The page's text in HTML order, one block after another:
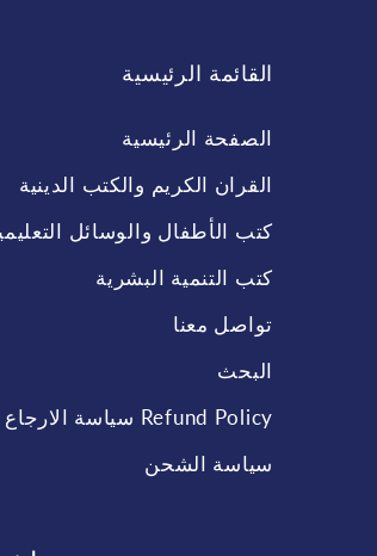
القائمة الرئيسية
الصفحة الرئيسية
القران الكريم والكتب الدينية
كتب الأطفال والوسائل
كتب التنمية البشرية
تواصل معنا
البحث
Refund Policy سياسة الارجاع
سياسة الشحن